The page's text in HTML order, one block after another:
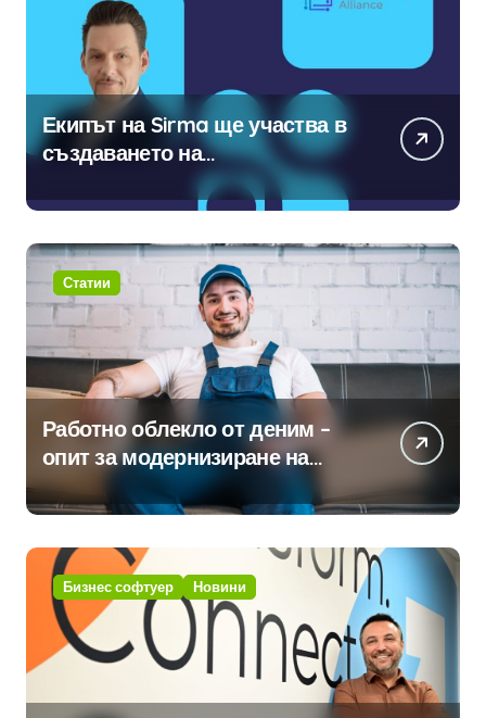
Екипът на Sirma ще участва в
създаването на
международните стандарти за
навлизане на изкуствен
интелект в хотелиерството
Статии
Работно облекло от деним –
опит за модернизиране на
традицията
Бизнес софтуер Новини